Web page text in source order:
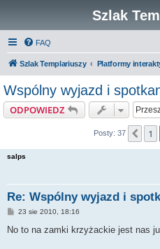
Szlak
FAQ
Szlak Templariuszy
Wspólny wyjazd i
ODPOWIEDZ
Posty: 37 1
salps
Re: Wspólny wyjazd i
P
s
23 sie 2010, 18:16
No to na zamki krzyżackie jest nas